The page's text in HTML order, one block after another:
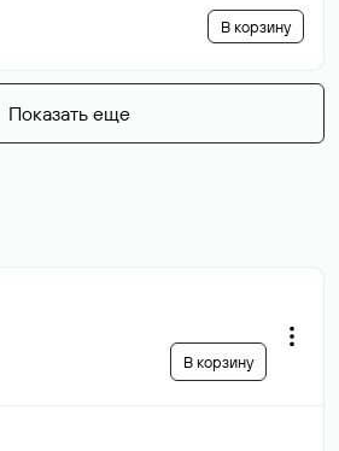
В корзину
Показать еще
В корзину